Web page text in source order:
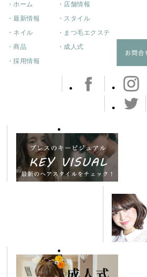
・ホーム ・店舗情報
・最新情報 ・スタイル
・ネイル ・まつ毛エクステ
・商品 ・成人式
・採用情報